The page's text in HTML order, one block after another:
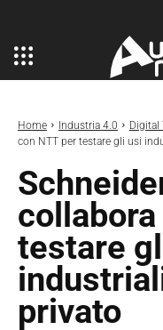
Home Industria 4.0 Digital
con NTT per testare gli usi
testare
privato